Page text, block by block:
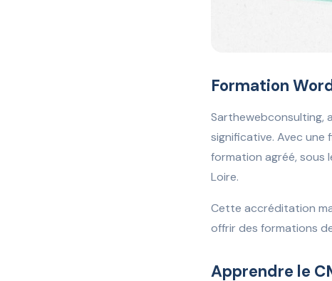
Formation
Sarthewebconsulting,
significative. Avec une
formation agréé, sous
Loire.
Cette accréditation
offrir des formations
Apprendre le